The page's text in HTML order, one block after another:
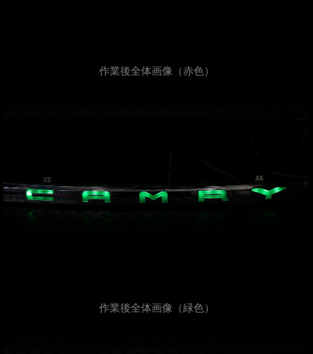
作業後全体画像（赤色）
作業後全体画像（緑色）